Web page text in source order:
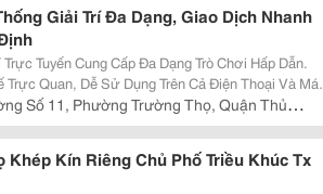
Giải Trí Đa Dạng, Giao Dịch Nhanh
Tuyến Cung Cấp Đa Dạng Trò Chơi Hấp Dẫn.
Quan, Dễ Sử Dụng Trên Cả Điện Thoại Và Máy
Tác Nhanh Chóng. Hệ Thống Bảo Mật Tiên Tiến
Cá Nhân Và...
Số 11, Phường Trường Thọ, Quận Thủ
Khép Kín Riêng Chủ Phố Triều Khúc Tx